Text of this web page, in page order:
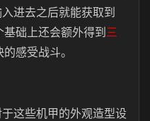
进去之后就能获取到
础上还会额外得到 三
的感受战斗。
这些机甲的外观造型设